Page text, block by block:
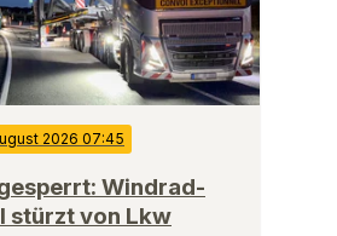
2026 07:45
Windrad-
stürzt von Lkw